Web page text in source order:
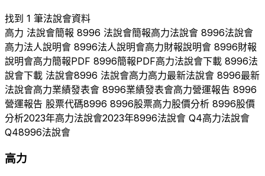
找到 1 筆法說會資料
高力 法說會簡報 8996 法說會簡報高力法說會 8996法說會
高力法人說明會 8996法人說明會高力財報說明會 8996財報
說明會高力簡報PDF 8996簡報PDF高力法說會下載 8996法
說會下載 法說會8996 法說會高力高力最新法說會 8996最新
法說會高力業績發表會 8996業績發表會高力營運報告 8996
營運報告 股票代碼8996 8996股票高力股價分析 8996股價
分析2023年高力法說會2023年8996法說會 Q4高力法說會
Q48996法說會
高力